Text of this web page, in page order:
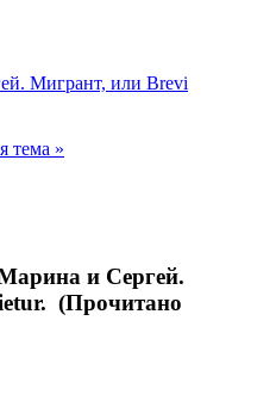
Мигрант, или Brevi
тема »
и Сергей.
(Прочитано